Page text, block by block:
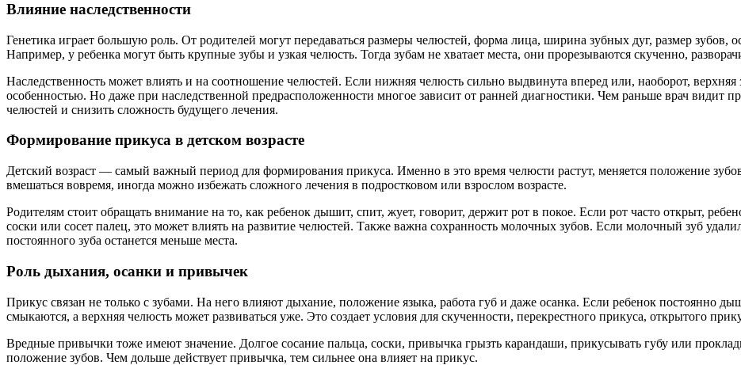
Влияние наследственности
Генетика играет большую роль. От родителей могут передаваться размеры челюстей, форма лица, ширина зубных дуг, размер зубов,
Например, у ребенка могут быть крупные зубы и узкая челюсть. Тогда зубам не хватает места, они прорезываются скученно,
Наследственность может влиять и на соотношение челюстей. Если нижняя челюсть сильно выдвинута вперед или, наоборот, верхняя
особенностью. Но даже при наследственной предрасположенности многое зависит от ранней диагностики. Чем раньше врач видит
челюстей и снизить сложность будущего лечения.
Формирование прикуса в детском возрасте
Детский возраст — самый важный период для формирования прикуса. Именно в это время челюсти растут, меняется положение
вмешаться вовремя, иногда можно избежать сложного лечения в подростковом или взрослом возрасте.
Родителям стоит обращать внимание на то, как ребенок дышит, спит, жует, говорит, держит рот в покое. Если рот часто открыт,
соски или сосет палец, это может влиять на развитие челюстей. Также важна сохранность молочных зубов. Если молочный зуб
постоянного зуба останется меньше места.
Роль дыхания, осанки и привычек
Прикус связан не только с зубами. На него влияют дыхание, положение языка, работа губ и даже осанка. Если ребенок постоянно
смыкаются, а верхняя челюсть может развиваться уже. Это создает условия для скученности, перекрестного прикуса, открытого
Вредные привычки тоже имеют значение. Долгое сосание пальца, соски, привычка грызть карандаши, прикусывать губу или
положение зубов. Чем дольше действует привычка, тем сильнее она влияет на прикус.